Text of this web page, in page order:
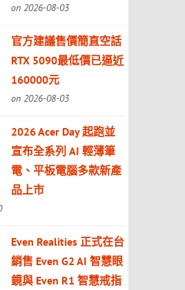
on 2026-08-03
官方建議售價簡直空話
RTX 5090最低價已逼近
160000元
on 2026-08-03
2026 Acer Day 起跑並
宣布全系列 AI 輕薄筆
電、平板電腦多款新產
品上市
Even Realities 正式在台
銷售 Even G2 AI 智慧眼
鏡與 Even R1 智慧戒指